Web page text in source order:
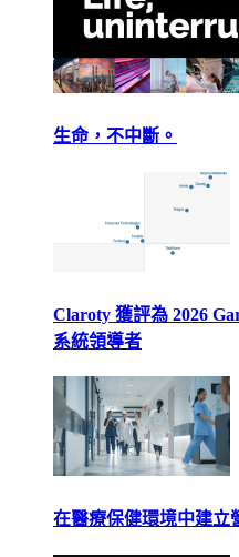
生命，不中斷。
Claroty 獲評為 2026
系統領導者
在醫療保健環境中建立